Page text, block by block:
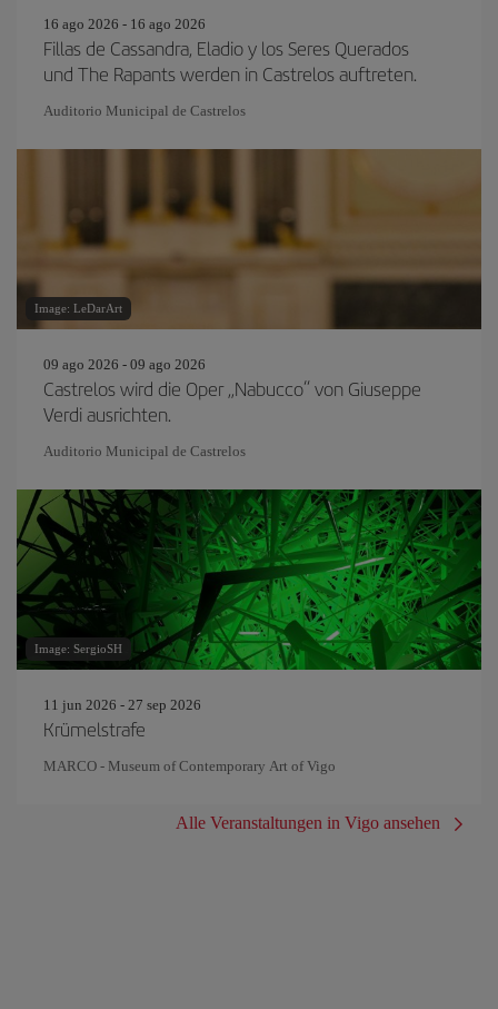
16 ago 2026 - 16 ago 2026
Fillas de Cassandra, Eladio y los Seres Querados
und The Rapants werden in Castrelos auftreten.
Auditorio Municipal de Castrelos
Image: LeDarArt
09 ago 2026 - 09 ago 2026
Castrelos wird die Oper „Nabucco“ von Giuseppe
Verdi ausrichten.
Auditorio Municipal de Castrelos
Image: SergioSH
11 jun 2026 - 27 sep 2026
Krümelstrafe
MARCO - Museum of Contemporary Art of Vigo
Alle Veranstaltungen in Vigo ansehen